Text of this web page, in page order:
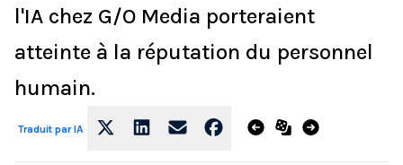
l'IA chez G/O Media porteraient
atteinte à la réputation du personnel
humain.
Traduit par IA